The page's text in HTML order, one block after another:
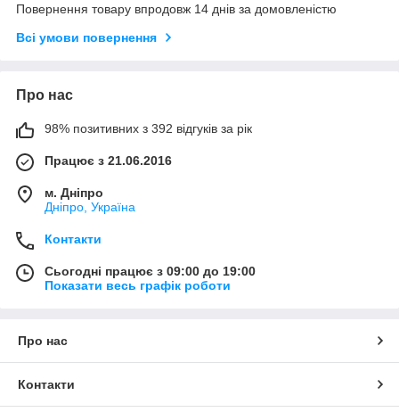
Повернення товару впродовж 14 днів за домовленістю
Всі умови повернення
Про нас
98% позитивних з 392 відгуків за рік
Працює з 21.06.2016
м. Дніпро
Дніпро, Україна
Контакти
Сьогодні працює з 09:00 до 19:00
Показати весь графік роботи
Про нас
Контакти